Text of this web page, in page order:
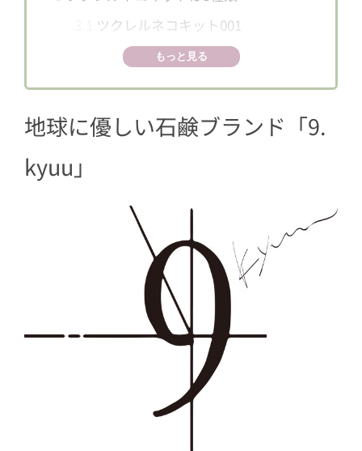
ツクレルネコキット001
ツクレルネコキット002
3.3ツクレルネコキット003
もっと見る
地球に優しい石鹸ブランド「9.
kyuu」